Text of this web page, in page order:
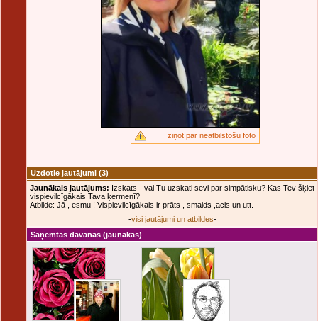
ziņot par neatbilstošu foto
Uzdotie jautājumi (3)
Jaunākais jautājums: Izskats - vai Tu uzskati sevi par simpātisku? Kas Tev šķiet
vispievilcīgākais Tava ķermenī?
Atbilde: Jā , esmu ! Vispievilcīgākais ir prāts , smaids ,acis un utt.
-visi jautājumi un atbildes-
Saņemtās dāvanas (jaunākās)